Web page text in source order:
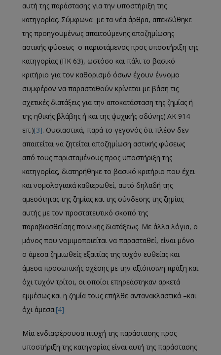
αυτή της παράστασης για την υποστήριξη της
κατηγορίας. Σύμφωνα με τα νέα άρθρα, απεκδύθηκε
της προηγουμένως απαιτούμενης αποζημίωσης
αστικής φύσεως ο παριστάμενος προς υποστήριξη της
κατηγορίας (ΠΚ 63), ωστόσο και πάλι το βασικό
κριτήριο για τον καθορισμό όσων έχουν έννομο
συμφέρον να παρασταθούν κρίνεται με βάση τις
σχετικές διατάξεις για την αποκατάσταση της ζημίας ή
της ηθικής βλάβης ή και της ψυχικής οδύνης( ΑΚ 914
επ.)[3]. Ουσιαστικά, παρά το γεγονός ότι πλέον δεν
απαιτείται να ζητείται αποζημίωση αστικής φύσεως
από τους παρισταμένους προς υποστήριξη της
κατηγορίας, διατηρήθηκε το βασικό κριτήριο που έχει
και νομολογιακά καθιερωθεί, αυτό δηλαδή της
αμεσότητας της ζημίας και της σύνδεσης της ζημίας
αυτής με τον προστατευτικό σκοπό της
παραβιασθείσης ποινικής διατάξεως. Με άλλα λόγια, ο
μόνος που νομιμοποιείται να παρασταθεί, είναι μόνο
ο άμεσα ζημιωθείς εξαιτίας της τυχόν ευθείας και
άμεσα προσωπικής σχέσης με την αξιόποινη πράξη και
όχι τυχόν τρίτοι, οι οποίοι επηρεάστηκαν αρκετά
εμμέσως και η ζημία τους επήλθε αντανακλαστικά –και
όχι άμεσα.[4]
Μία ενδιαφέρουσα πτυχή της παράστασης προς
υποστήριξη της κατηγορίας είναι αυτή της παράστασης